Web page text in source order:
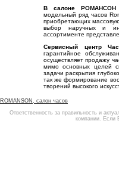
В салоне РОМАНСОН
модельный ряд часов
приобретающих
выбор наручных и
ассортименте
Сервисный центр
гарантийное
осуществляет продажу
мимо основных целей
задачи раскрытия
так же формирование
творений высокого
ROMANSON, салон часов
Ответственность за правильность и
компании. Если